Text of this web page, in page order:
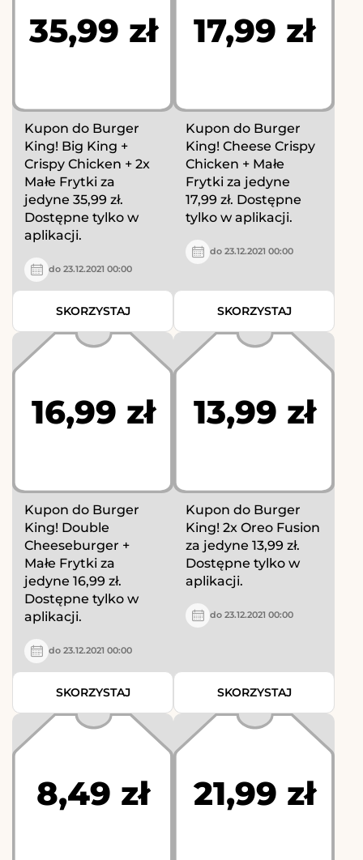
35,99 zł
Kupon do Burger
King! Big King +
Crispy Chicken + 2x
Małe Frytki za
jedyne 35,99 zł.
Dostępne tylko w
aplikacji.
do 23.12.2021 00:00
SKORZYSTAJ
17,99 zł
Kupon do Burger
King! Cheese Crispy
Chicken + Małe
Frytki za jedyne
17,99 zł. Dostępne
tylko w aplikacji.
do 23.12.2021 00:00
SKORZYSTAJ
16,99 zł
Kupon do Burger
King! Double
Cheeseburger +
Małe Frytki za
jedyne 16,99 zł.
Dostępne tylko w
aplikacji.
do 23.12.2021 00:00
SKORZYSTAJ
13,99 zł
Kupon do Burger
King! 2x Oreo Fusion
za jedyne 13,99 zł.
Dostępne tylko w
aplikacji.
do 23.12.2021 00:00
SKORZYSTAJ
8,49 zł 21,99 zł